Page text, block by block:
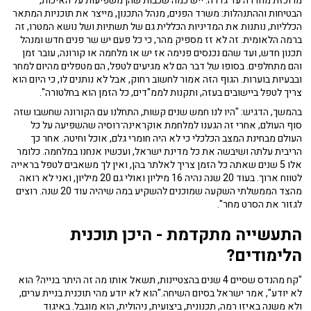
הבטיחות וההתנהלות: משרד הפנים, מנהל התכנון, מייצר את תוכניות המתאר
הכלליות, נותנות את המדיניות הכללית גם של תשתיות ושל נושא המטרו, זה
ברמה הלאומית. זה לא זז מספיק מהר, כי כל פעם יש שר פנים חדש ומנהל
תכנון חדש, ועד שהם נכנסים פנימה אז יש או מלחמה או קורונה, עובר זמן
והם מתחלפים. בסופו של דבר הם לא מגיעים לטפל, הם מטפלים מהיום למחר
ובבעיות בוערות. הגוף הזה אמור לחשוב רחוק, אבל לא נותנים לו, כי היום הוא
צריך לטפל ביישובים בעזה, ותקנות לממ"דים, כל הזמן הוא בחלטורה".
בהמשך, הדגיש: "היו לנו חמש שנים קשות, התחלנו עם הקורונה שחשבו שזה
סוף העולם, אחרי זה הגענו למלחמת אוקראינה־רוסיה שהשפיעה על כל
העולם מבחינת המצב הכלכלי כי לא היה חומרי גלם, אוכל וחיטה. אחר כך
הריבית עלתה ושיבשה את כל מדינת ישראל, ועכשיו אנחנו במלחמה. כלומר
אלו 5 שנים שאתה כל הזמן צריך לאלתר בהן, ואין לך משאבים לטפל בראייה
לטווח ארוך. בעוד 20 שנה נהיה 16 מיליון ואולי גם 20 מיליון, ואני לא רואה
מהצד הממשלתי השקעה שמוכנים להשקיע במה שיהיה עוד 20 שנה. רוצים
לגזור את הסרט מחר".
התעשייה מתקדמת - היכן תוכנית
הלימודים?
"קח מהנדס שסיים 4 שנים בהצטיינות, תשאל אותו מה זה היתר בנייה? הוא
לא יודע", אמר ישראל בסיום השיחה."הוא לא יודע מהי תוכנית בניית ערים,
ולא משנה באיזו רמה, תכנונית, ביצועית, ניהולית, הוא מוגבל. באיגוד